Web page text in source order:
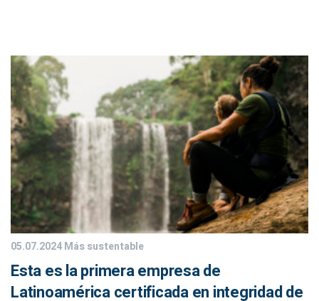
05.07.2024Más sustentable
Esta es la primera empresa de
Latinoamérica certificada en integridad de